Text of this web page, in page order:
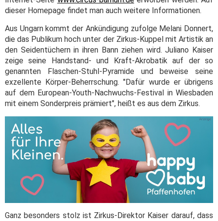
dieser Homepage findet man auch weitere Informationen.
Aus Ungarn kommt der Ankündigung zufolge Melani Donnert,
die das Publikum hoch unter der Zirkus-Kuppel mit Artistik an
den Seidentüchern in ihren Bann ziehen wird. Juliano Kaiser
zeige seine Handstand- und Kraft-Akrobatik auf der so
genannten Flaschen-Stuhl-Pyramide und beweise seine
exzellente Körper-Beherrschung. "Dafür wurde er übrigens
auf dem European-Youth-Nachwuchs-Festival in Wiesbaden
mit einem Sonderpreis prämiert", heißt es aus dem Zirkus.
Ganz besonders stolz ist Zirkus-Direktor Kaiser darauf, dass